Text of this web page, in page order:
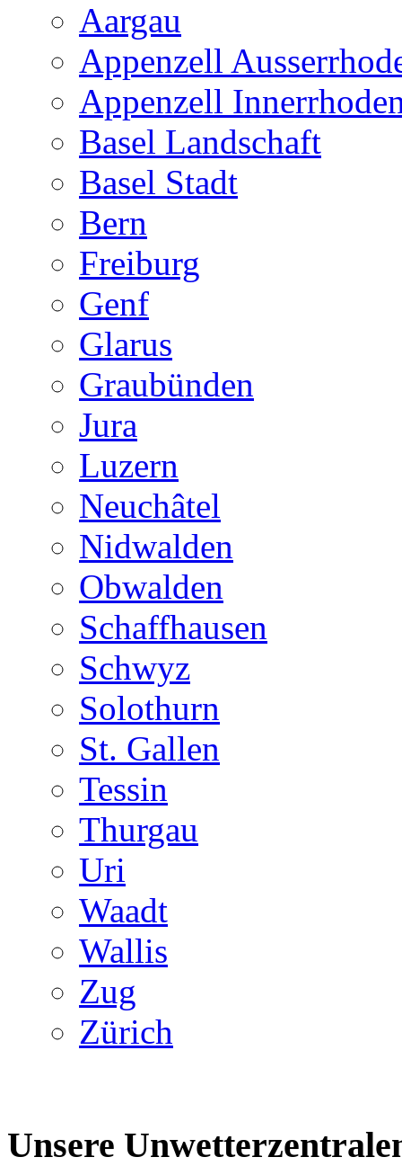
Aargau
Appenzell
Appenzell
Basel Landschaft
Basel Stadt
Bern
Freiburg
Genf
Glarus
Graubünden
Jura
Luzern
Neuchâtel
Nidwalden
Obwalden
Schaffhausen
Schwyz
Solothurn
St. Gallen
Tessin
Thurgau
Uri
Waadt
Wallis
Zug
Zürich
Unsere